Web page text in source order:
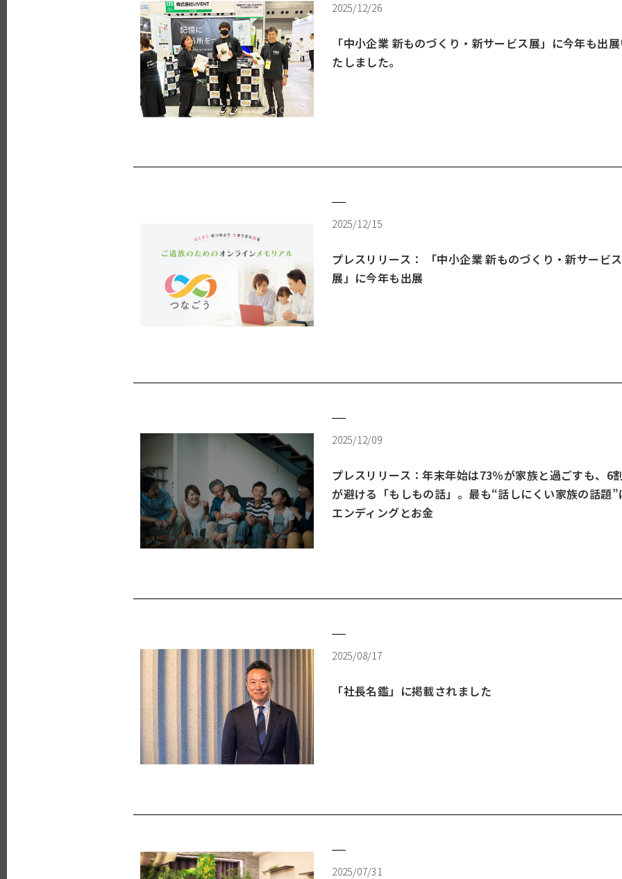
2025/12/26
「中小企業 新ものづくり・新サービス展」に今年も出
たしました。
2025/12/15
プレスリリース： 「中小企業 新ものづくり・新サービス
展」に今年も出展
2025/12/09
プレスリリース：年末年始は73％が家族と過ごすも、6
が避ける「もしもの話」。最も“話しにくい家族の話題”
エンディングとお金
2025/08/17
「社長名鑑」に掲載されました
2025/07/31